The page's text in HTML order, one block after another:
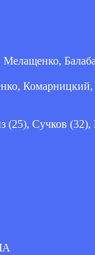
(25), Сучков